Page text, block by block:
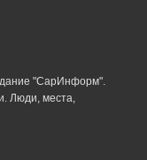
"СарИнформ".
Люди, места,